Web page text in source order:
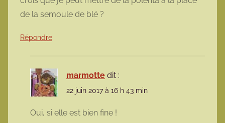
de la semoule de blé ?
Répondre
marmotte dit :
22 juin 2017 à 16 h 43 min
Oui, si elle est bien fine !